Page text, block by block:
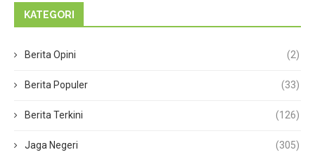
KATEGORI
Berita Opini (2)
Berita Populer (33)
Berita Terkini (126)
Jaga Negeri (305)